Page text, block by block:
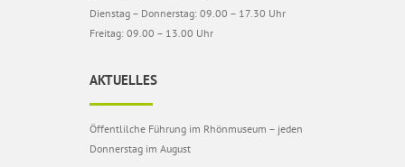
Dienstag – Donnerstag: 09.00 – 17.30 Uhr
Freitag: 09.00 – 13.00 Uhr
AKTUELLES
Öffentlilche Führung im Rhönmuseum – jeden
Donnerstag im August